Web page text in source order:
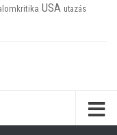
USA utazás